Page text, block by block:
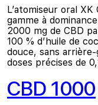
L’atomiseur oral
gamme à
2000 mg de CBD
100 % d’huile de
douce, sans
doses précises de
CBD 1000